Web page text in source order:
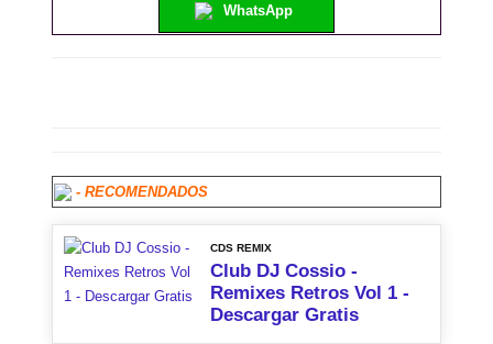
WhatsApp
- RECOMENDADOS
CDS REMIX
Club DJ Cossio -
Remixes Retros Vol 1 -
Descargar Gratis